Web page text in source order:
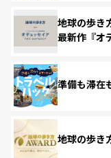
地球の歩き
最新作『オ
準備も滞在
地球の歩き